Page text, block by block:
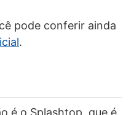
pode conferir ainda
.
é o Splashtop, que é